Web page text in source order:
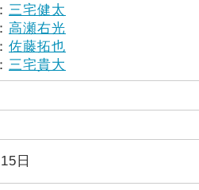
三宅健太
高瀬右光
佐藤拓也
三宅貴大
日